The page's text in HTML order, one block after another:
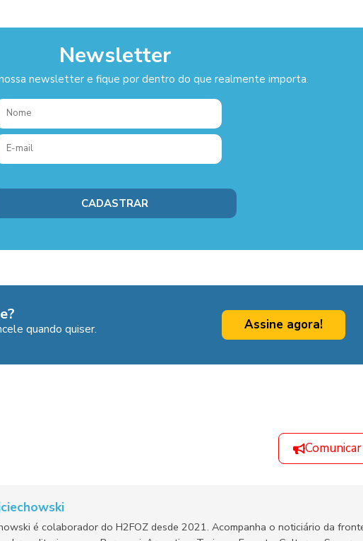
Newsletter
newsletter e fique por dentro do que realmente importa.
quando quiser. Assine agora!
é colaborador do H2FOZ desde 2021. Acompanha o noticiário da